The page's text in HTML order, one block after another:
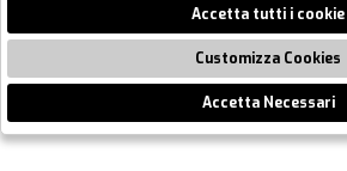
2026 BigBag - P.iva : 00916940679 Powered by
🍪
Accetta tutti i cookie
Customizza Cookies
Accetta Necessari